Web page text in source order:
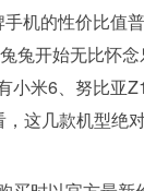
机的性价比值
兔开始无比怀
小米6、努比亚
这几款机型绝